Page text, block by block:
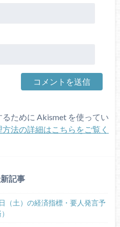
ために Akismet を使ってい
法の詳細はこちらをご覧く
記事
（土）の経済指標・要人発言予